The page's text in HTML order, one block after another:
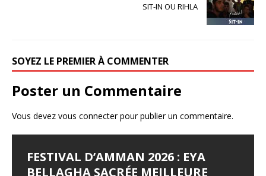
SIT-IN OU RIHLA
SOYEZ LE PREMIER À COMMENTER
Poster un Commentaire
Vous devez vous connecterpour publier un commentaire.
FESTIVAL D’AMMAN 2026 : EYA
BELLAGHA SACRÉE MEILLEURE
LES JOURNÉES
CINÉMATOGRAPHIQUES DE
LE SYNDROME DE DJAMILA
JALILA BORHANE
BABOUNA BEN AYED